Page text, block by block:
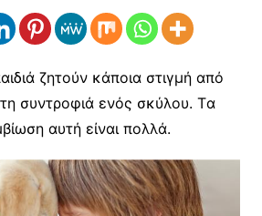
ζητούν κάποια στιγμή από
συντροφιά ενός σκύλου. Tα
αυτή είναι πολλά.